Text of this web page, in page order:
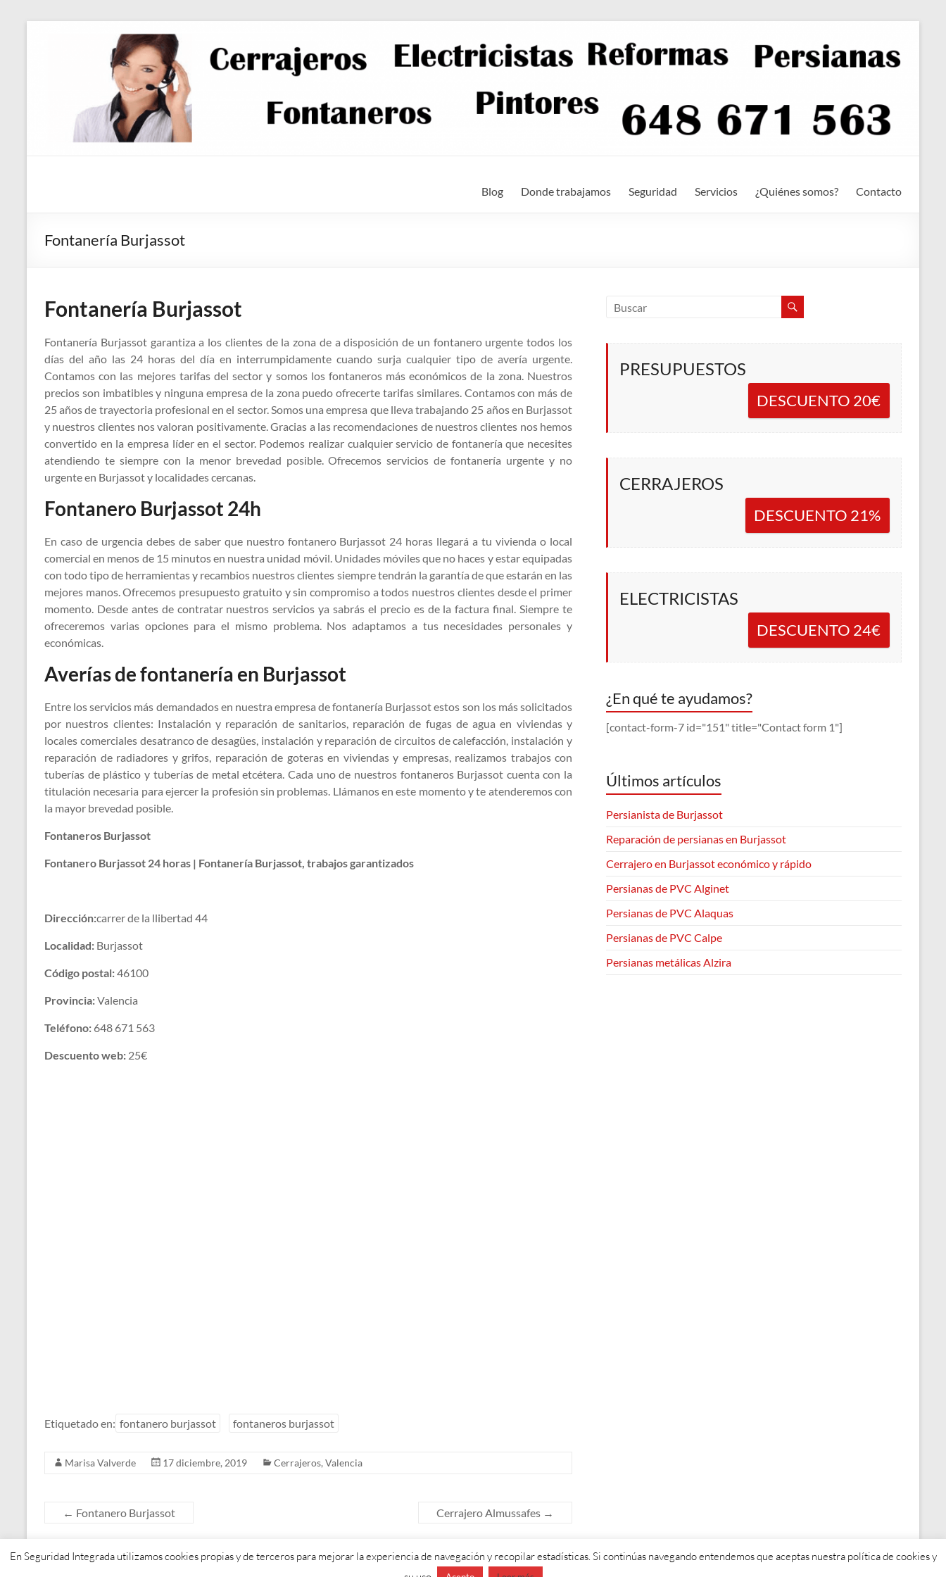
Blog Donde trabajamos Seguridad Servicios ¿Quiénes somos? Contacto
Fontanería Burjassot
Fontanería Burjassot
Fontanería Burjassot garantiza a los clientes de la zona de a disposición de un fontanero urgente todos los
días del año las 24 horas del día en interrumpidamente cuando surja cualquier tipo de avería urgente.
Contamos con las mejores tarifas del sector y somos los fontaneros más económicos de la zona. Nuestros
precios son imbatibles y ninguna empresa de la zona puedo ofrecerte tarifas similares. Contamos con más de
25 años de trayectoria profesional en el sector. Somos una empresa que lleva trabajando 25 años en Burjassot
y nuestros clientes nos valoran positivamente. Gracias a las recomendaciones de nuestros clientes nos hemos
convertido en la empresa líder en el sector. Podemos realizar cualquier servicio de fontanería que necesites
atendiendo te siempre con la menor brevedad posible. Ofrecemos servicios de fontanería urgente y no
urgente en Burjassot y localidades cercanas.
Fontanero Burjassot 24h
En caso de urgencia debes de saber que nuestro fontanero Burjassot 24 horas llegará a tu vivienda o local
comercial en menos de 15 minutos en nuestra unidad móvil. Unidades móviles que no haces y estar equipadas
con todo tipo de herramientas y recambios nuestros clientes siempre tendrán la garantía de que estarán en las
mejores manos. Ofrecemos presupuesto gratuito y sin compromiso a todos nuestros clientes desde el primer
momento. Desde antes de contratar nuestros servicios ya sabrás el precio es de la factura final. Siempre te
ofreceremos varias opciones para el mismo problema. Nos adaptamos a tus necesidades personales y
económicas.
Averías de fontanería en Burjassot
Entre los servicios más demandados en nuestra empresa de fontanería Burjassot estos son los más solicitados
por nuestros clientes: Instalación y reparación de sanitarios, reparación de fugas de agua en viviendas y
locales comerciales desatranco de desagües, instalación y reparación de circuitos de calefacción, instalación y
reparación de radiadores y grifos, reparación de goteras en viviendas y empresas, realizamos trabajos con
tuberías de plástico y tuberías de metal etcétera. Cada uno de nuestros fontaneros Burjassot cuenta con la
titulación necesaria para ejercer la profesión sin problemas. Llámanos en este momento y te atenderemos con
la mayor brevedad posible.
Fontaneros Burjassot
Fontanero Burjassot 24 horas | Fontanería Burjassot, trabajos garantizados
Dirección:carrer de la llibertad 44
Localidad: Burjassot
Código postal:46100
Provincia:Valencia
Teléfono: 648 671 563
Descuento web: 25€
Etiquetado en: fontanero burjassot fontaneros burjassot
Marisa Valverde 17 diciembre, 2019 Cerrajeros, Valencia
← Fontanero Burjassot Cerrajero Almussafes →
PRESUPUESTOS
DESCUENTO 20€
CERRAJEROS
DESCUENTO 21%
ELECTRICISTAS
DESCUENTO 24€
¿En qué te ayudamos?
[contact-form-7 id="151" title="Contact form 1"]
Últimos artículos
Persianista de Burjassot
Reparación de persianas en Burjassot
Cerrajero en Burjassot económico y rápido
Persianas de PVC Alginet
Persianas de PVC Alaquas
Persianas de PVC Calpe
Persianas metálicas Alzira
Copyright © 2026. Todos los derechos reservados. Tema Spaciousde ThemeGrill. Funciona con:WordPress.
En Seguridad Integrada utilizamos cookies propias y de terceros para mejorar la experiencia de navegación y recopilar estadísticas. Si continúas navegando entendemos que aceptas nuestra política de cookies y